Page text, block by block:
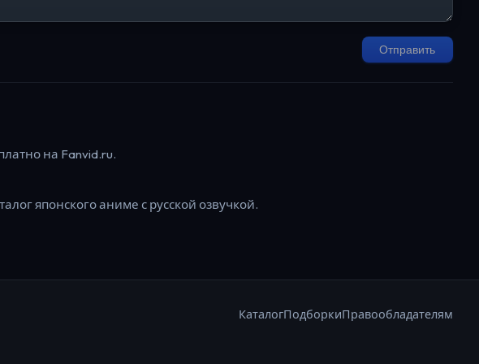
Отправить
на Fanvid.ru.
японского аниме с русской озвучкой.
КаталогПодборкиПравообладателям